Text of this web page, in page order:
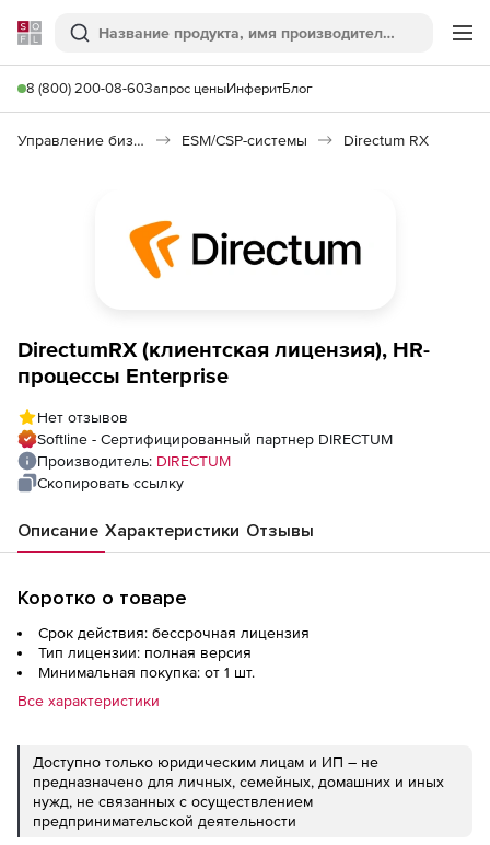
Softline
Поиск
8 (800) 200-08-60Запрос ценыИнферитБлог
Управление бизнесом, CRM/ERP ESM/CSP-системы Directum RX
DirectumRX (клиентская лицензия), HR-
процессы Enterprise
Нет отзывов
Softline - Сертифицированный партнер DIRECTUM
Производитель: DIRECTUM
Скопировать ссылку
Описание Характеристики Отзывы
Коротко о товаре
Срок действия: бессрочная лицензия
Тип лицензии: полная версия
Минимальная покупка: от 1 шт.
Все характеристики
Доступно только юридическим лицам и ИП – не
предназначено для личных, семейных, домашних и иных
нужд, не связанных с осуществлением
предпринимательской деятельности